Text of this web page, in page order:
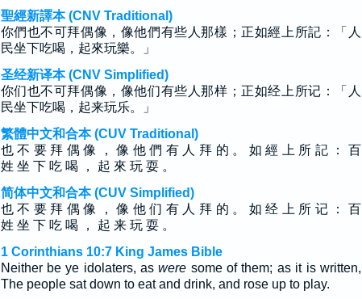
聖經新譯本 (CNV Traditional)
你們也不可拜偶像，像他們有些人那樣；正如經上所記：「人
民坐下吃喝，起來玩樂。」
圣经新译本 (CNV Simplified)
你们也不可拜偶像，像他们有些人那样；正如经上所记：「人
民坐下吃喝，起来玩乐。」
繁體中文和合本 (CUV Traditional)
也 不 要 拜 偶 像 ， 像 他 們 有 人 拜 的 。 如 經 上 所 記 ： 百
姓 坐 下 吃 喝 ， 起 來 玩 耍 。
简体中文和合本 (CUV Simplified)
也 不 要 拜 偶 像 ， 像 他 们 有 人 拜 的 。 如 经 上 所 记 ： 百
姓 坐 下 吃 喝 ， 起 来 玩 耍 。
1 Corinthians 10:7 King James Bible
Neither be ye idolaters, aswere some of them; as it is written,
The people sat down to eat and drink, and rose up to play.